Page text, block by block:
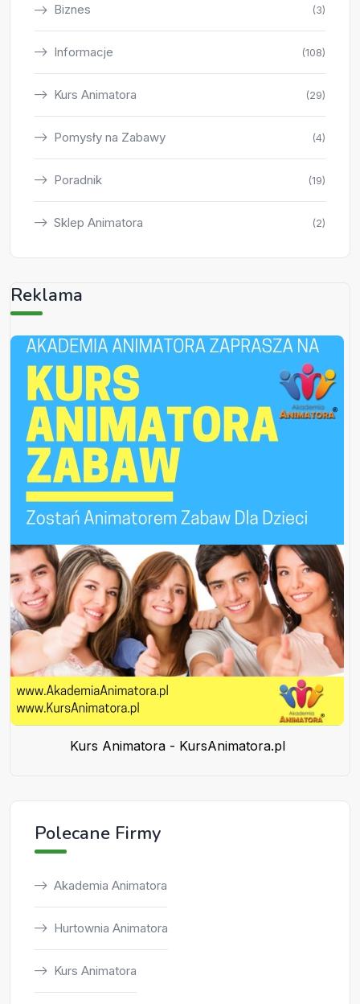
Biznes (3)
Informacje (108)
Kurs Animatora (29)
Pomysły na Zabawy (4)
Poradnik (19)
Sklep Animatora (2)
Reklama
Kurs Animatora - KursAnimatora.pl
Polecane Firmy
Akademia Animatora
Hurtownia Animatora
Kurs Animatora